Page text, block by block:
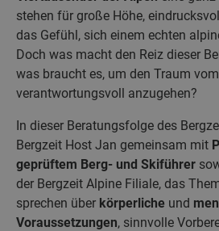
stehen für große Höhe,
das Gefühl, sich einem echten
Doch was macht den Reiz dieser
was braucht es, um den Traum
verantwortungsvoll anzugehen?
In dieser Beratungsfolge des
Bergzeit Host Jan gemeinsam mit
geprüftem Berg- und Skiführer
der Bergzeit Alpine Filiale, das
sprechen über körperliche und
Voraussetzungen, sinnvolle